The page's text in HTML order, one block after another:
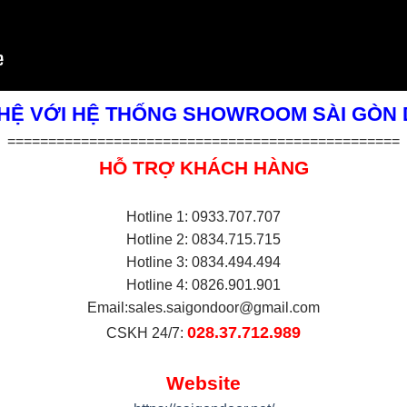
VỚI HỆ THỐNG SHOWROOM SÀI GÒN
================================================
HỖ TRỢ KHÁCH HÀNG
Hotline 1: 0933.707.707
Hotline 2: 0834.715.715
Hotline 3: 0834.494.494
Hotline 4: 0826.901.901
Email:sales.saigondoor@gmail.com
CSKH 24/7: 028.37.712.989
Website